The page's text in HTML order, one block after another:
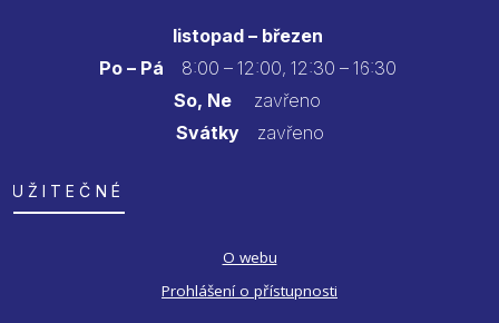
listopad – březen
Po – Pá 8:00 – 12:00, 12:30 – 16:30
So, Ne zavřeno
Svátkyzavřeno
UŽITEČNÉ
O webu
Prohlášení o přístupnosti